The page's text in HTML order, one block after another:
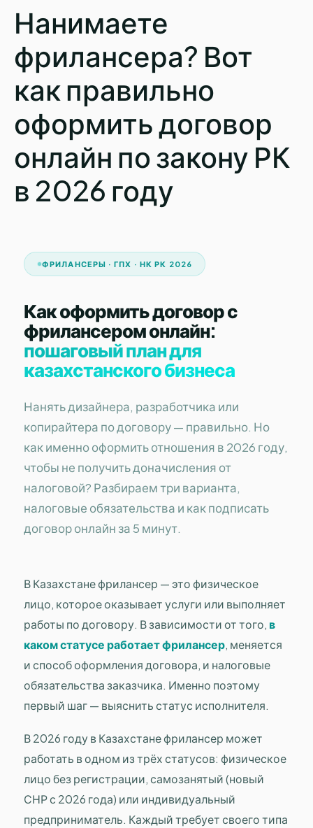
Нанимаете
фрилансера? Вот
как правильно
оформить договор
онлайн по закону РК
в 2026 году
ФРИЛАНСЕРЫ · ГПХ · НК РК 2026
Как оформить договор с
фрилансером онлайн:
пошаговый план для
казахстанского бизнеса
Нанять дизайнера, разработчика или
копирайтера по договору — правильно. Но
как именно оформить отношения в 2026 году,
чтобы не получить доначисления от
налоговой? Разбираем три варианта,
налоговые обязательства и как подписать
договор онлайн за 5 минут.
В Казахстане фрилансер — это физическое
лицо, которое оказывает услуги или выполняет
работы по договору. В зависимости от того, в
каком статусе работает фрилансер, меняется
и способ оформления договора, и налоговые
обязательства заказчика. Именно поэтому
первый шаг — выяснить статус исполнителя.
В 2026 году в Казахстане фрилансер может
работать в одном из трёх статусов: физическое
лицо без регистрации, самозанятый (новый
СНР с 2026 года) или индивидуальный
предприниматель. Каждый требует своего типа